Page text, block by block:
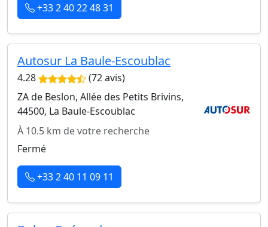
+33 2 40 22 48 31
Autosur La Baule-Escoublac
4.28
(72 avis)
ZA de Beslon, Allée des Petits Brivins,
44500, La Baule-Escoublac
À 10.5 km de votre recherche
Fermé
+33 2 40 11 09 11